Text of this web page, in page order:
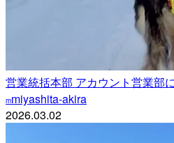
営業統括本部 アカウント営業部
mmiyashita-akira
2026.03.02